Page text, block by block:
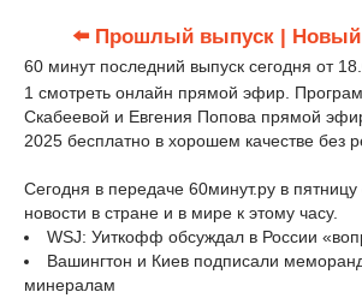
⬅️ Прошлый выпуск |
60 минут последний выпуск сегодня от
1 смотреть онлайн прямой эфир.
Скабеевой и Евгения Попова прямой
2025 бесплатно в хорошем качестве без
Сегодня в передаче 60минут.ру в
новости в стране и в мире к этому часу.
WSJ: Уиткофф обсуждал в России
Вашингтон и Киев подписали
минералам